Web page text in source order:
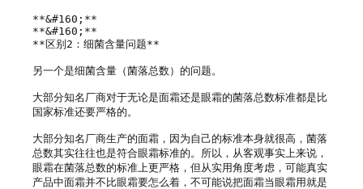
**&#160;**
**&#160;**
**区别2：细菌含量问题**
另一个是细菌含量（菌落总数）的问题。
大部分知名厂商对于无论是面霜还是眼霜的菌落总数标准都是比
国家标准还要严格的。
大部分知名厂商生产的面霜，因为自己的标准本身就很高，菌落
总数其实往往也是符合眼霜标准的。所以，从客观事实上来说，
眼霜在菌落总数的标准上更严格，但从实用角度考虑，可能真实
产品中面霜并不比眼霜要怎么着，不可能说把面霜当眼霜用就是